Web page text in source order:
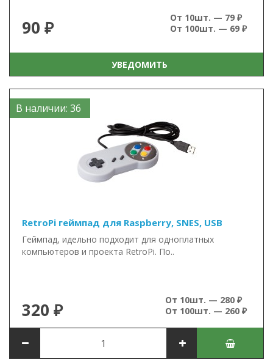
90 ₽
От 10шт. — 79 ₽
От 100шт. — 69 ₽
УВЕДОМИТЬ
В наличии: 36
RetroPi геймпад для Raspberry, SNES, USB
Геймпад, идельно подходит для одноплатных
компьютеров и проекта RetroPi. По..
320 ₽
От 10шт. — 280 ₽
От 100шт. — 260 ₽